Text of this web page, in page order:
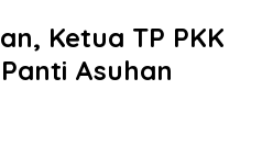
Ketua TP PKK
Asuhan